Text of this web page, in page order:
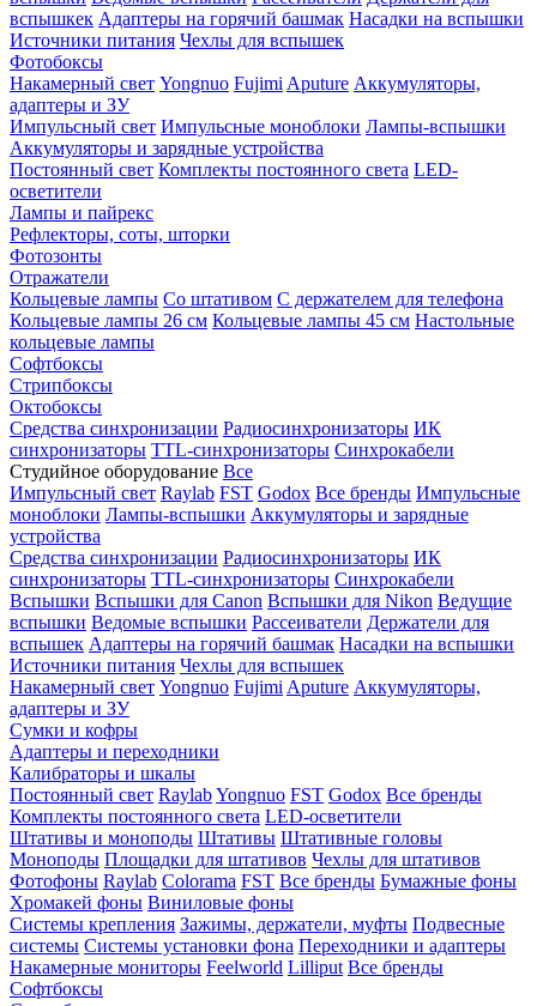
вспышкек Адаптеры на горячий башмак Насадки на вспышки
Источники питания Чехлы для вспышек
Фотобоксы
Накамерный свет Yongnuo Fujimi Aputure Аккумуляторы,
адаптеры и ЗУ
Импульсный свет Импульсные моноблоки Лампы-вспышки
Аккумуляторы и зарядные устройства
Постоянный свет Комплекты постоянного света LED-
осветители
Лампы и пайрекс
Рефлекторы, соты, шторки
Фотозонты
Отражатели
Кольцевые лампы Со штативом С держателем для телефона
Кольцевые лампы 26 см Кольцевые лампы 45 см Настольные
кольцевые лампы
Софтбоксы
Стрипбоксы
Октобоксы
Средства синхронизации Радиосинхронизаторы ИК
синхронизаторы TTL-синхронизаторы Синхрокабели
Студийное оборудование Все
Импульсный свет Raylab FST Godox Все бренды Импульсные
моноблоки Лампы-вспышки Аккумуляторы и зарядные
устройства
Средства синхронизации Радиосинхронизаторы ИК
синхронизаторы TTL-синхронизаторы Синхрокабели
Вспышки Вспышки для Canon Вспышки для Nikon Ведущие
вспышки Ведомые вспышки Рассеиватели Держатели для
вспышек Адаптеры на горячий башмак Насадки на вспышки
Источники питания Чехлы для вспышек
Накамерный свет Yongnuo Fujimi Aputure Аккумуляторы,
адаптеры и ЗУ
Сумки и кофры
Адаптеры и переходники
Калибраторы и шкалы
Постоянный свет RaylabYongnuo FST Godox Все бренды
Комплекты постоянного света LED-осветители
Штативы и моноподы Штативы Штативные головы
Моноподы Площадки для штативов Чехлы для штативов
Фотофоны Raylab Colorama FST Все бренды Бумажные фоны
Хромакей фоны Виниловые фоны
Системы крепления Зажимы, держатели, муфты Подвесные
системы Системы установки фона Переходники и адаптеры
Накамерные мониторы Feelworld Lilliput Все бренды
Софтбоксы